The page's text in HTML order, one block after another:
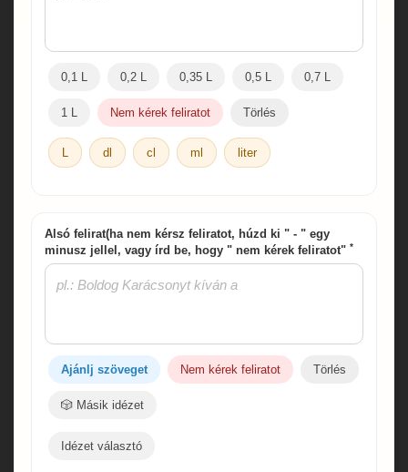
0,1 L 0,2 L 0,35 L 0,5 L 0,7 L
1 L Nem kérek feliratot Törlés
L dl cl ml liter
Alsó felirat(ha nem kérsz feliratot, húzd ki " - " egy
minusz jellel, vagy írd be, hogy " nem kérek feliratot" *
Ajánlj szöveget Nem kérek feliratot Törlés
🎲 Másik idézet
Idézet választó